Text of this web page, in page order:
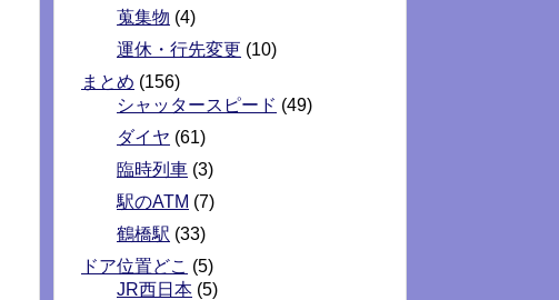
蒐集物 (4)
運休・行先変更 (10)
まとめ (156)
シャッタースピード (49)
ダイヤ (61)
臨時列車 (3)
駅のATM (7)
鶴橋駅 (33)
ドア位置どこ (5)
JR西日本 (5)